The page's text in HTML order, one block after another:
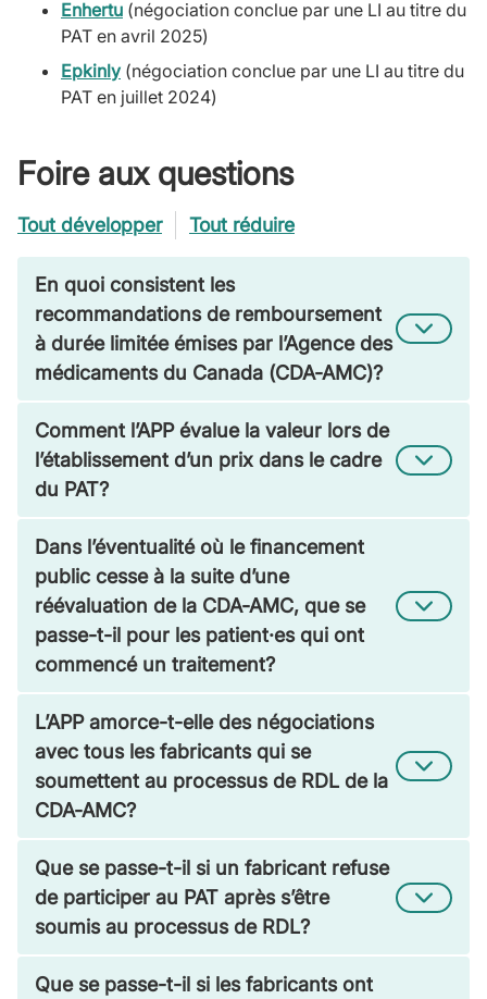
Enhertu (négociation conclue par une LI au titre du
PAT en avril 2025)
Epkinly (négociation conclue par une LI au titre du
PAT en juillet 2024)
Foire aux questions
Tout développer Tout réduire
En quoi consistent les
recommandations de remboursement
à durée limitée émises par l’Agence des
médicaments du Canada (CDA-AMC)?
Comment l’APP évalue la valeur lors de
l’établissement d’un prix dans le cadre
du PAT?
Dans l’éventualité où le financement
public cesse à la suite d’une
réévaluation de la CDA-AMC, que se
passe-t-il pour les patient·es qui ont
commencé un traitement?
L’APP amorce-t-elle des négociations
avec tous les fabricants qui se
soumettent au processus de RDL de la
CDA-AMC?
Que se passe-t-il si un fabricant refuse
de participer au PAT après s’être
soumis au processus de RDL?
Que se passe-t-il si les fabricants ont